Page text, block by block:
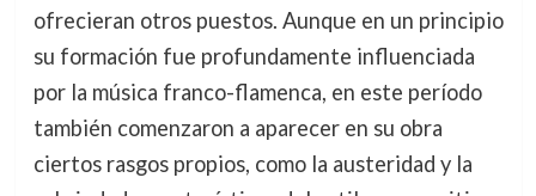
ofrecieran otros puestos. Aunque en un principio
su formación fue profundamente influenciada
por la música franco-flamenca, en este período
también comenzaron a aparecer en su obra
ciertos rasgos propios, como la austeridad y la